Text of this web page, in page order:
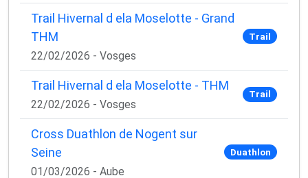
Trail Hivernal d ela Moselotte - Grand
THM
22/02/2026 - Vosges
Trail
Trail Hivernal d ela Moselotte - THM
22/02/2026 - Vosges
Trail
Cross Duathlon de Nogent sur
Seine
01/03/2026 - Aube
Duathlon